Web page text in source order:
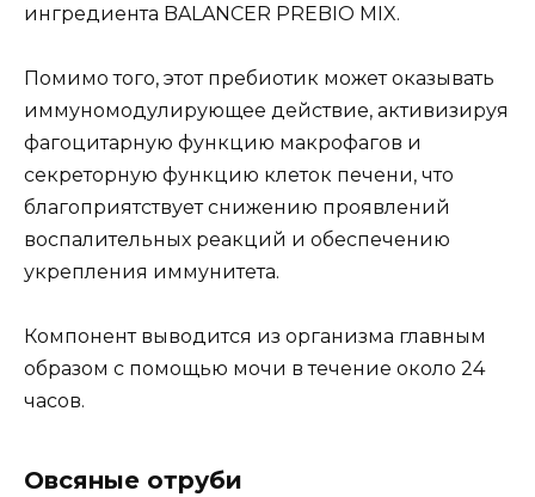
ингредиента BALANCER PREBIO MIX.
Помимо того, этот пребиотик может оказывать
иммуномодулирующее действие, активизируя
фагоцитарную функцию макрофагов и
секреторную функцию клеток печени, что
благоприятствует снижению проявлений
воспалительных реакций и обеспечению
укрепления иммунитета.
Компонент выводится из организма главным
образом с помощью мочи в течение около 24
часов.
Овсяные отруби